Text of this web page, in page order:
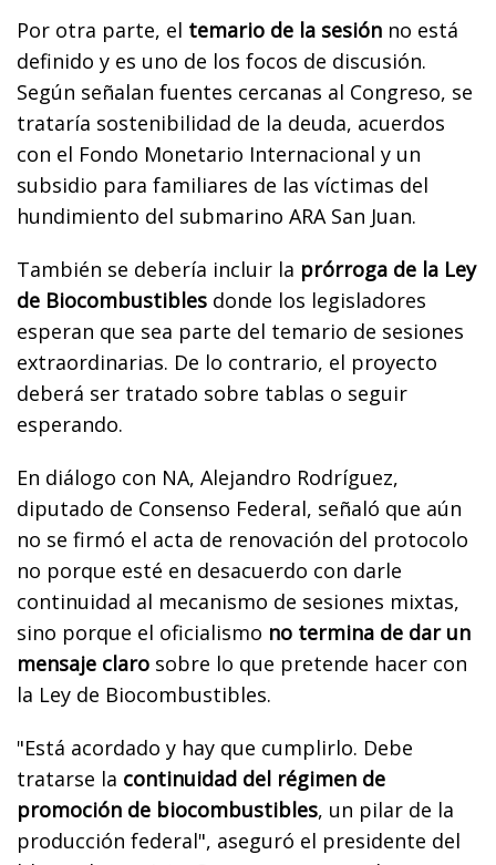
Por otra parte, el temario de la sesión no está
definido y es uno de los focos de discusión.
Según señalan fuentes cercanas al Congreso, se
trataría sostenibilidad de la deuda, acuerdos
con el Fondo Monetario Internacional y un
subsidio para familiares de las víctimas del
hundimiento del submarino ARA San Juan.
También se debería incluir la prórroga de la Ley
de Biocombustibles donde los legisladores
esperan que sea parte del temario de sesiones
extraordinarias. De lo contrario, el proyecto
deberá ser tratado sobre tablas o seguir
esperando.
En diálogo con NA, Alejandro Rodríguez,
diputado de Consenso Federal, señaló que aún
no se firmó el acta de renovación del protocolo
no porque esté en desacuerdo con darle
continuidad al mecanismo de sesiones mixtas,
sino porque el oficialismo no termina de dar un
mensaje claro sobre lo que pretende hacer con
la Ley de Biocombustibles.
"Está acordado y hay que cumplirlo. Debe
tratarse la continuidad del régimen de
promoción de biocombustibles, un pilar de la
producción federal", aseguró el presidente del